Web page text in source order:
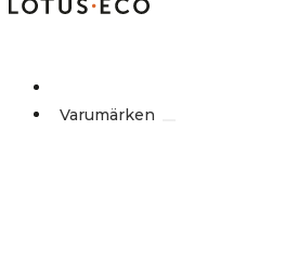
Varumärken